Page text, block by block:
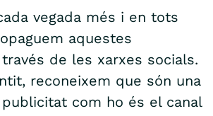
vegada més i en tots
aquestes
de les xarxes socials.
reconeixem que són una
com ho és el canal